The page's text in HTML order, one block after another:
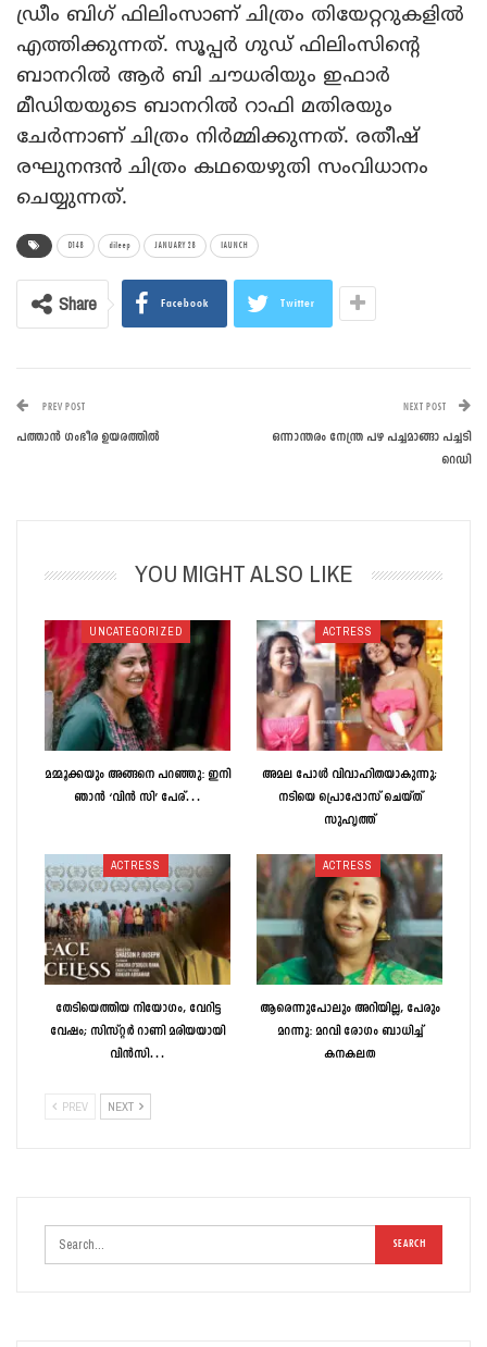
ഡ്രീം ബിഗ് ഫിലിംസാണ് ചിത്രം തിയേറ്ററുകളിൽ
എത്തിക്കുന്നത്. സൂപ്പർ ഗുഡ് ഫിലിംസിന്റെ
ബാനറിൽ ആർ ബി ചൗധരിയും ഇഫാർ
മീഡിയയുടെ ബാനറിൽ റാഫി മതിരയും
ചേർന്നാണ് ചിത്രം നിർമ്മിക്കുന്നത്. രതീഷ്
രഘുനന്ദൻ ചിത്രം കഥയെഴുതി സംവിധാനം
ചെയ്യുന്നത്.
D148 dileep JANUARY 28 lAUNCH
Share Facebook Twitter
PREV POST
പത്താൻ ​ഗം​ഭീര ഉയരത്തിൽ
NEXT POST
ഒന്നാന്തരം നേന്ത്ര പഴ പച്ചമാങ്ങാ പച്ച‌‌ടി
റെഡി
YOU MIGHT ALSO LIKE
UNCATEGORIZED
മമ്മൂക്കയും അങ്ങനെ പറഞ്ഞു: ഇനി
ഞാൻ ‘വിൻ സി’ പേര്…
ACTRESS
അമല പോൾ വിവാഹിതയാകുന്നു;
നടിയെ പ്രൊപ്പോസ് ചെയ്ത്
സുഹൃത്ത്
ACTRESS
തേടിയെത്തിയ നിയോഗം, വേറിട്ട
വേഷം; സിസ്റ്റർ റാണി മരിയയായി
വിൻസി…
ACTRESS
ആരെന്നുപോലും അറിയില്ല, പേരും
മറന്നു: മറവി രോഗം ബാധിച്ച്
കനകലത
PREV NEXT